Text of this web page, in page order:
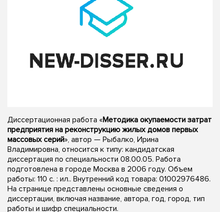
Диссертационная работа «Методика окупаемости затрат
предприятия на реконструкцию жилых домов первых
массовых серий», автор — Рыбалко, Ирина
Владимировна, относится к типу: кандидатская
диссертация по специальности 08.00.05. Работа
подготовлена в городе Москва в 2006 году. Объем
работы: 110 с. : ил.. Внутренний код товара: 01002976486.
На странице представлены основные сведения о
диссертации, включая название, автора, год, город, тип
работы и шифр специальности.